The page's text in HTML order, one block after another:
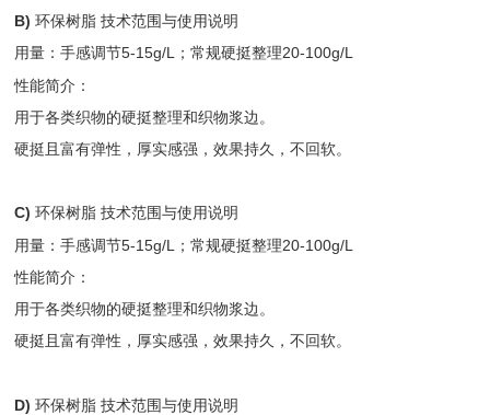
B) 环保树脂 技术范围与使用说明
用量：手感调节5-15g/L；常规硬挺整理20-100g/L
性能简介：
用于各类织物的硬挺整理和织物浆边。
硬挺且富有弹性，厚实感强，效果持久，不回软。
C)环保树脂 技术范围与使用说明
用量：手感调节5-15g/L；常规硬挺整理20-100g/L
性能简介：
用于各类织物的硬挺整理和织物浆边。
硬挺且富有弹性，厚实感强，效果持久，不回软。
D) 环保树脂 技术范围与使用说明